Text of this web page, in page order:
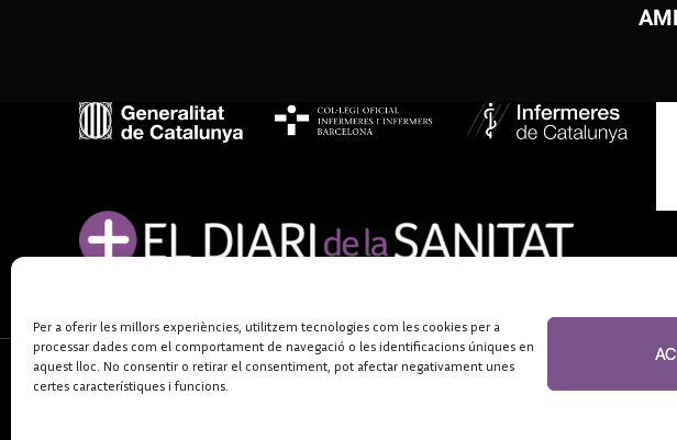
Per a oferir les millors experiències, utilitzem tecnologies com les cookies per a
processar dades com el comportament de navegació o les identificacions úniques en
aquest lloc. No consentir o retirar el consentiment, pot afectar negativament unes
certes característiques i funcions.